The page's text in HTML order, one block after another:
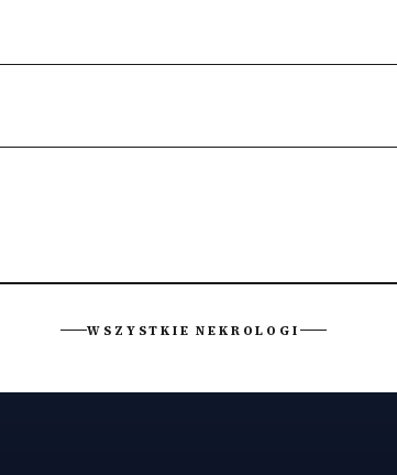
WSZYSTKIE NEKROLOGI